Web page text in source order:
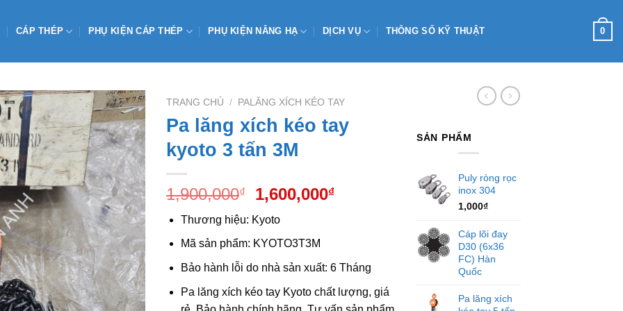
CÁP THÉP PHỤ KIỆN CÁP THÉP PHỤ KIỆN NÂNG HẠ DỊCH VỤ THÔNG SỐ KỸ THUẬT 0
Add to
Wishlist
TRANG CHỦ / PALĂNG XÍCH KÉO TAY
Pa lăng xích kéo tay
kyoto 3 tấn 3M
1,900,000₫
Giá
là:
1,900,000₫.
1,600,000₫Giá
1,600,000₫.
Thương hiệu: Kyoto
Mã sản phẩm: KYOTO3T3M
Bảo hành lỗi do nhà sản xuất: 6 Tháng
Pa lăng xích kéo tay Kyoto chất lượng, giá
SẢN PHẨM
Puly ròng rọc
inox 304
1,000₫
Cáp lõi đay
D30 (6x36
FC) Hàn
Quốc
Pa lăng xích